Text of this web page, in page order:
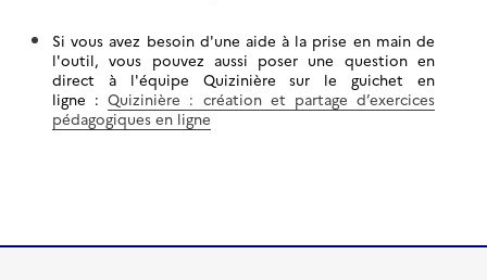
Si vous avez besoin d'une aide à la prise en main de
l'outil, vous pouvez aussi poser une question en
direct à l'équipe Quizinière sur le guichet en
ligne :Quizinière : création et partage d’exercices
pédagogiques en ligne